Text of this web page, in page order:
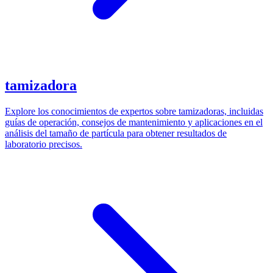
tamizadora
Explore los conocimientos de expertos sobre tamizadoras, incluidas
guías de operación, consejos de mantenimiento y aplicaciones en el
análisis del tamaño de partícula para obtener resultados de
laboratorio precisos.